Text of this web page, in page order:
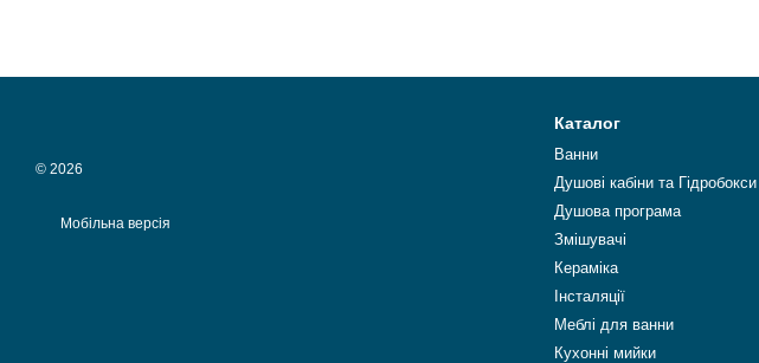
© 2026
Мобільна версія
Каталог
Ванни
Душові кабіни та Гідробокси
Душова програма
Змішувачі
Кераміка
Інсталяції
Меблі для ванни
Кухонні мийки